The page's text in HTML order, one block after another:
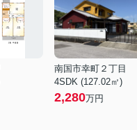
南国市幸町２丁目
4SDK (127.02㎡)
2,280万円